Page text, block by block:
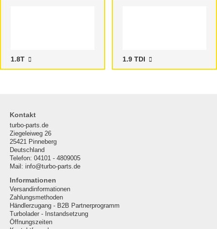
1.8T 1.9 TDI
Kontakt
turbo-parts.de
Ziegeleiweg 26
25421 Pinneberg
Deutschland
Telefon: 04101 - 4809005
Mail: info@turbo-parts.de
Informationen
Versandinformationen
Zahlungsmethoden
Händlerzugang - B2B Partnerprogramm
Turbolader - Instandsetzung
Öffnungszeiten